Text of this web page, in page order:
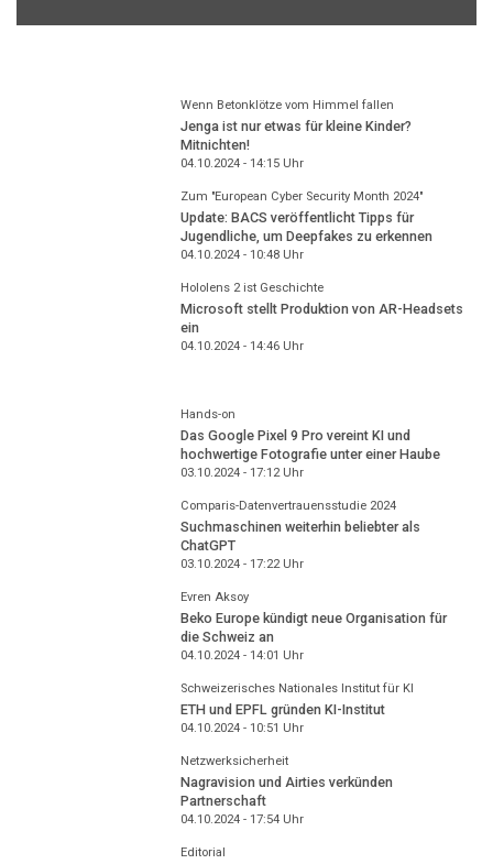
Wenn Betonklötze vom Himmel fallen
Jenga ist nur etwas für kleine Kinder?
Mitnichten!
04.10.2024 - 14:15Uhr
Zum "European Cyber Security Month 2024"
Update: BACS veröffentlicht Tipps für
Jugendliche, um Deepfakes zu erkennen
04.10.2024 - 10:48Uhr
Hololens 2 ist Geschichte
Microsoft stellt Produktion von AR-Headsets
ein
04.10.2024 - 14:46Uhr
Hands-on
Das Google Pixel 9 Pro vereint KI und
hochwertige Fotografie unter einer Haube
03.10.2024 - 17:12Uhr
Comparis-Datenvertrauensstudie 2024
Suchmaschinen weiterhin beliebter als
ChatGPT
03.10.2024 - 17:22Uhr
Evren Aksoy
Beko Europe kündigt neue Organisation für
die Schweiz an
04.10.2024 - 14:01 Uhr
Schweizerisches Nationales Institut für KI
ETH und EPFL gründen KI-Institut
04.10.2024 - 10:51 Uhr
Netzwerksicherheit
Nagravision und Airties verkünden
Partnerschaft
04.10.2024 - 17:54Uhr
Editorial